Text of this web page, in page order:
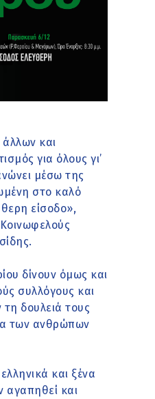
άλλων και
για όλους γι’
μέσω της
στο καλό
είσοδο»,
δίνουν όμως και
συλλόγους και
δουλειά τους
των ανθρώπων
και ξένα
αγαπηθεί και